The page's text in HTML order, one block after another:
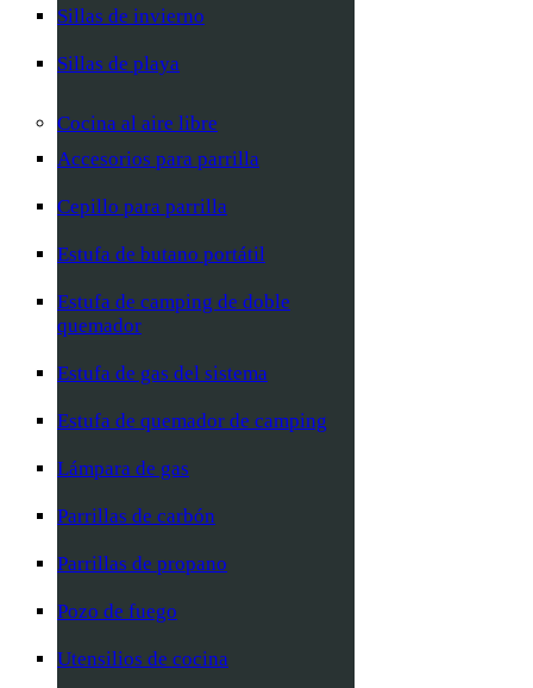
Sillas de invierno
Sillas de playa
Cocina al aire libre
Accesorios para parrilla
Cepillo para parrilla
Estufa de butano portátil
Estufa de camping de doble
quemador
Estufa de gas del sistema
Estufa de quemador de camping
Lámpara de gas
Parrillas de carbón
Parrillas de propano
Pozo de fuego
Utensilios de cocina